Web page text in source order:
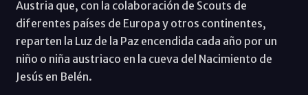
Austria que, con la colaboración de Scouts de
diferentes países de Europa y otros continentes,
reparten la Luz de la Paz encendida cada año por un
niño o niña austriaco en la cueva del Nacimiento de
Jesús en Belén.